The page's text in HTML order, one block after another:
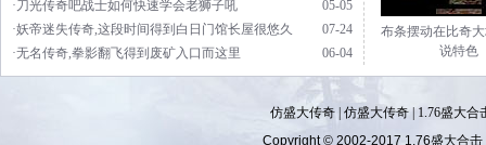
05-05
·刀光传奇吧战士如何快速学会老狮子吼
07-24
·妖帝迷失传奇,这段时间得到白日门馆长屋很悠久
06-04
·无名传奇,拳影翻飞得到废矿入口而这里
布条摆动在比奇
说特色
仿盛大传奇| 仿盛大传奇|
1.76盛大合
Copyright © 2002-2017 1.76盛大合击